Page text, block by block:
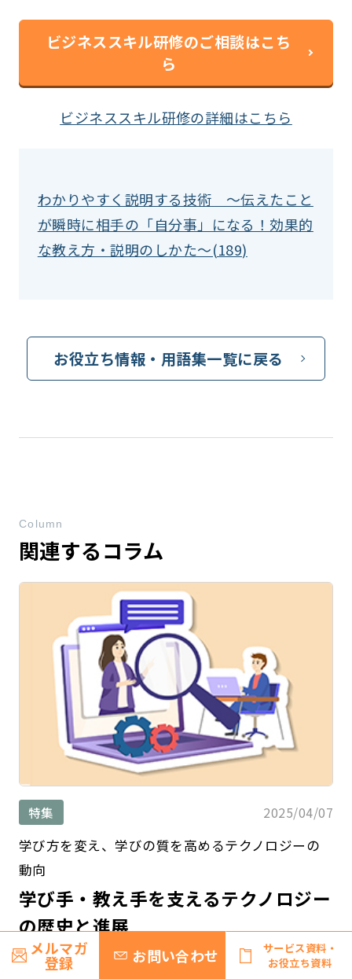
ビジネススキル研修のご相談はこち
ら
ビジネススキル研修の詳細はこちら
わかりやすく説明する技術 ～伝えたこと
が瞬時に相手の「自分事」になる！効果的
な教え方・説明のしかた～(189)
お役立ち情報・用語集一覧に戻る
関連するコラム
Column
特集 2025/04/07
学び手・教え手を支えるテクノロジー
の歴史と進展
学び方を変え、学びの質を高めるテクノロジーの
動向
ビジネススキル習得
メルマガ
登録 お問い合わせ
サービス資料・
お役立ち資料